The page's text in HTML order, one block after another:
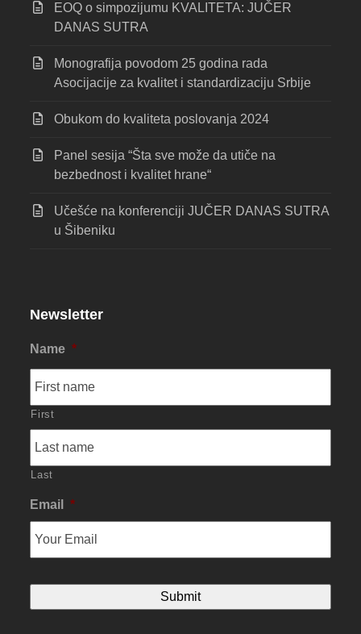
EOQ o simpozijumu KVALITETA: JUČER
DANAS SUTRA
Monografija povodom 25 godina rada
Asocijacije za kvalitet i standardizaciju Srbije
Obukom do kvaliteta poslovanja 2024
Panel sesija “Šta sve može da utiče na
bezbednost i kvalitet hrane“
Učešće na konferenciji JUČER DANAS SUTRA
u Šibeniku
Newsletter
Name *
First
Last
Email *